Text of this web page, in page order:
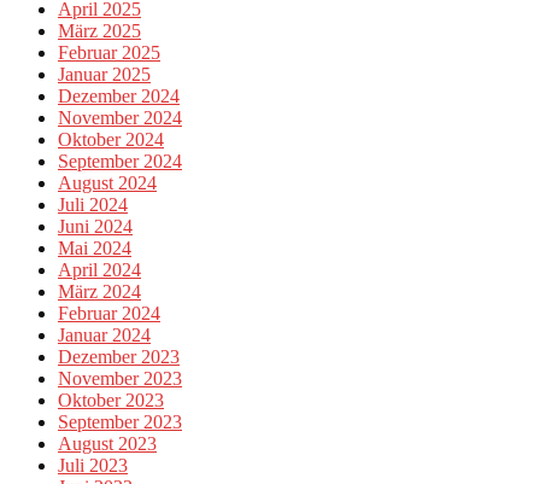
April 2025
März 2025
Februar 2025
Januar 2025
Dezember 2024
November 2024
Oktober 2024
September 2024
August 2024
Juli 2024
Juni 2024
Mai 2024
April 2024
März 2024
Februar 2024
Januar 2024
Dezember 2023
November 2023
Oktober 2023
September 2023
August 2023
Juli 2023